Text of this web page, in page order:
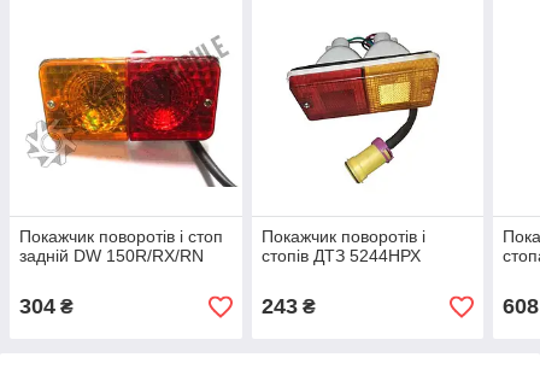
Покажчик поворотів і стоп
задній DW 150R/RX/RN
304 ₴
Покажчик поворотів і
стопів ДТЗ 5244НРХ
243₴ 608